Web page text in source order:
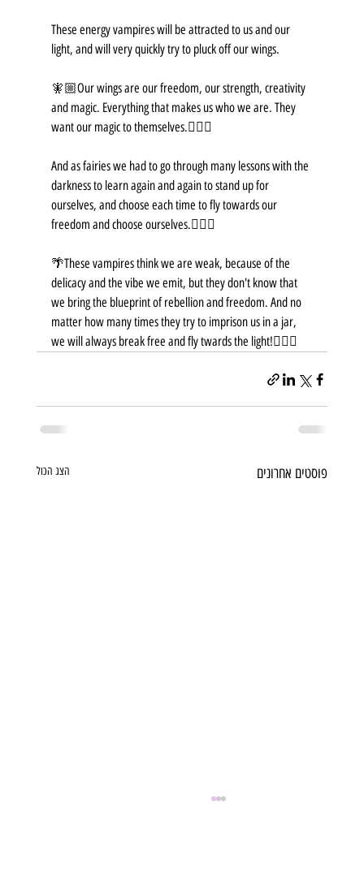
These energy vampires will be attracted to us and our
light, and will very quickly try to pluck off our wings.
🧚🏼Our wings are our freedom, our strength, creativity
and magic. Everything that makes us who we are. They
want our magic to themselves.🧚🏼‍♂️
And as fairies we had to go through many lessons with the
darkness to learn again and again to stand up for
ourselves, and choose each time to fly towards our
freedom and choose ourselves.🧚🏼‍♀️
🌴These vampires think we are weak, because of the
delicacy and the vibe we emit, but they don't know that
we bring the blueprint of rebellion and freedom. And no
matter how many times they try to imprison us in a jar,
we will always break free and fly twards the light!🧚🏼‍♂️
פוסטים אחרונים הצג הכול